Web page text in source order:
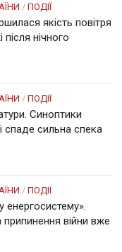
/ ПОДІЇ
якість повітря
нічного
/ ПОДІЇ
Синоптики
спаде сильна спека
/ ПОДІЇ
енергосистему».
припинення війни вже